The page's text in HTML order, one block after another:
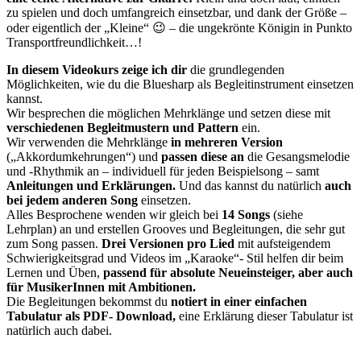
zu spielen und doch umfangreich einsetzbar, und dank der Größe –
oder eigentlich der „Kleine“ 😉 – die ungekrönte Königin in Punkto
Transportfreundlichkeit…!
In diesem Videokurs zeige ich dir die grundlegenden
Möglichkeiten, wie du die Bluesharp als Begleitinstrument einsetzen
kannst.
Wir besprechen die möglichen Mehrklänge und setzen diese mit
verschiedenen Begleitmustern und Pattern ein.
Wir verwenden die Mehrklänge in mehreren Version
(„Akkordumkehrungen“) und passen diese an die Gesangsmelodie
und -Rhythmik an – individuell für jeden Beispielsong – samt
Anleitungen und Erklärungen. Und das kannst du natürlich auch
bei jedem anderen Song einsetzen.
Alles Besprochene wenden wir gleich bei 14 Songs (siehe
Lehrplan) an und erstellen Grooves und Begleitungen, die sehr gut
zum Song passen. Drei Versionen pro Lied mit aufsteigendem
Schwierigkeitsgrad und Videos im „Karaoke“- Stil helfen dir beim
Lernen und Üben, passend für absolute Neueinsteiger, aber auch
für MusikerInnen mit Ambitionen.
Die Begleitungen bekommst du notiert in einer einfachen
Tabulatur als PDF- Download, eine Erklärung dieser Tabulatur ist
natürlich auch dabei.